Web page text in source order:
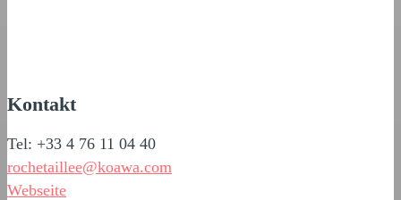
Kontakt
Tel: +33 4 76 11 04 40
rochetaillee@koawa.com
Webseite